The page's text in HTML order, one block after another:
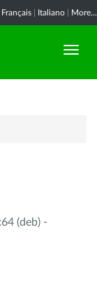
Français Italiano More...
(deb) -